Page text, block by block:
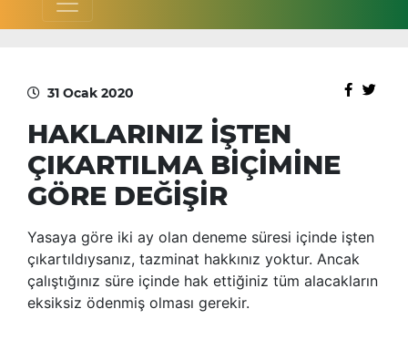
31 Ocak 2020
HAKLARINIZ İŞTEN
ÇIKARTILMA BİÇİMİNE
GÖRE DEĞİŞİR
Yasaya göre iki ay olan deneme süresi içinde işten
çıkartıldıysanız, tazminat hakkınız yoktur. Ancak
çalıştığınız süre içinde hak ettiğiniz tüm alacakların
eksiksiz ödenmiş olması gerekir.